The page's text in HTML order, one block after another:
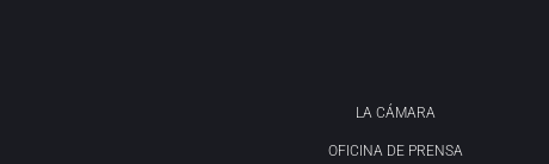
LA CÁMARA
OFICINA DE PRENSA